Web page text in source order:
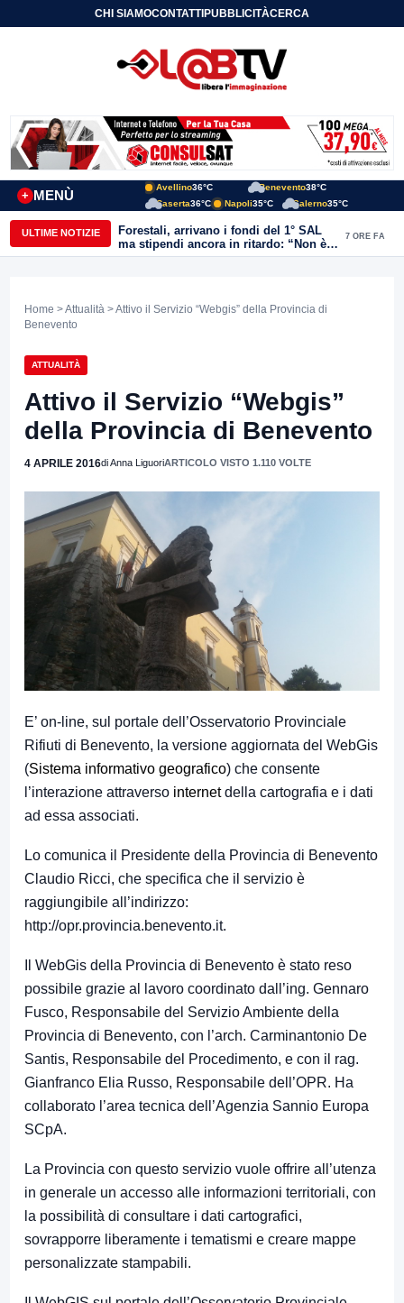
CHI SIAMOCONTATTIPUBBLICITÀCERCA
MENÙ
+
Avellino36°C Benevento38°C
Caserta36°C Napoli35°C Salerno35°C
ULTIME NOTIZIE
Forestali, arrivano i fondi del 1° SAL
ma stipendi ancora in ritardo: “Non è
più sostenibile”
7 ORE FA
Home >Attualità > Attivo il Servizio “Webgis” della Provincia di
Benevento
ATTUALITÀ
Attivo il Servizio “Webgis”
della Provincia di Benevento
4 APRILE 2016di Anna LiguoriARTICOLO VISTO 1.110 VOLTE
E’ on-line, sul portale dell’Osservatorio Provinciale
Rifiuti di Benevento, la versione aggiornata del WebGis
(Sistema informativo geografico) che consente
l’interazione attraverso internet della cartografia e i dati
ad essa associati.
Lo comunica il Presidente della Provincia di Benevento
Claudio Ricci, che specifica che il servizio è
raggiungibile all’indirizzo:
http://opr.provincia.benevento.it.
Il WebGis della Provincia di Benevento è stato reso
possibile grazie al lavoro coordinato dall’ing. Gennaro
Fusco, Responsabile del Servizio Ambiente della
Provincia di Benevento, con l’arch. Carminantonio De
Santis, Responsabile del Procedimento, e con il rag.
Gianfranco Elia Russo, Responsabile dell’OPR. Ha
collaborato l’area tecnica dell’Agenzia Sannio Europa
SCpA.
La Provincia con questo servizio vuole offrire all’utenza
in generale un accesso alle informazioni territoriali, con
la possibilità di consultare i dati cartografici,
sovrapporre liberamente i tematismi e creare mappe
personalizzate stampabili.